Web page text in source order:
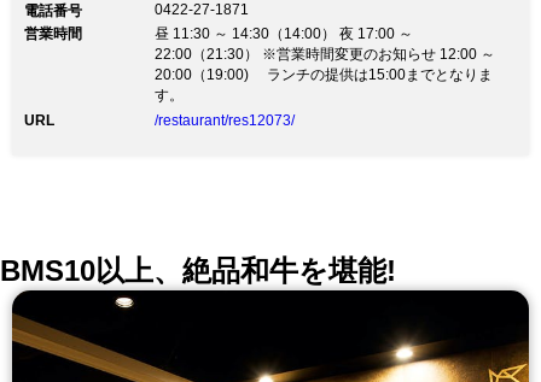
電話番号
0422-27-1871
営業時間
昼 11:30 ～ 14:30（14:00） 夜 17:00 ～
22:00（21:30） ※営業時間変更のお知らせ 12:00 ～
20:00（19:00) ランチの提供は15:00までとなりま
す。
URL
/restaurant/res12073/
BMS10以上、絶品和牛を堪能!